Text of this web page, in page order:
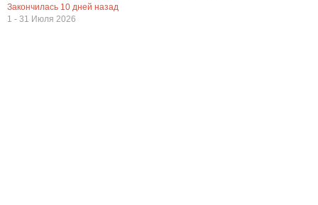
Закончилась 10 дней назад
1 - 31 Июля 2026